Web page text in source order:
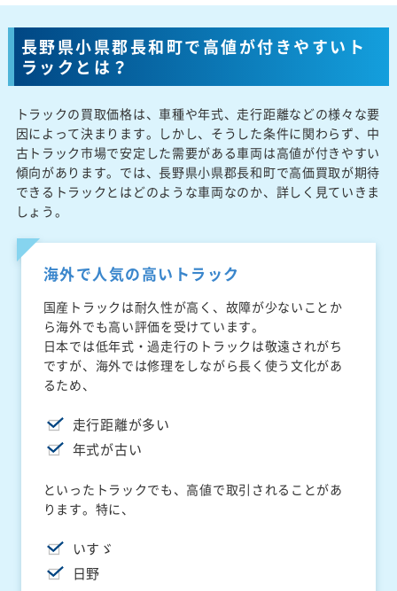
長野県小県郡長和町で高値が付きやすいト
ラックとは？
トラックの買取価格は、車種や年式、走行距離などの様々な要
因によって決まります。しかし、そうした条件に関わらず、中
古トラック市場で安定した需要がある車両は高値が付きやすい
傾向があります。では、長野県小県郡長和町で高価買取が期待
できるトラックとはどのような車両なのか、詳しく見ていきま
しょう。
海外で人気の高いトラック
国産トラックは耐久性が高く、故障が少ないことか
ら海外でも高い評価を受けています。
日本では低年式・過走行のトラックは敬遠されがち
ですが、海外では修理をしながら長く使う文化があ
るため、
走行距離が多い
年式が古い
といったトラックでも、高値で取引されることがあ
ります。特に、
いすゞ
日野